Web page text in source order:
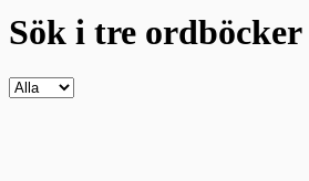
Sök i tre ordböcker